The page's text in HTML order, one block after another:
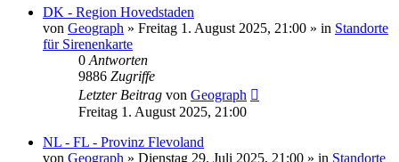
DK - Region Hovedstaden
von Geograph » Freitag 1. August 2025, 21:00 » in Standorte
für Sirenenkarte
0 Antworten
9886 Zugriffe
Letzter Beitrag von Geograph
Freitag 1. August 2025, 21:00
NL - FL - Provinz Flevoland
von Geograph » Dienstag 29. Juli 2025, 21:00 » in Standorte